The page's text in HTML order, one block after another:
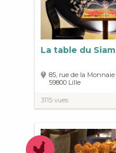
La table du Siam
85, rue de la Monnaie
59800 Lille
3115 vues